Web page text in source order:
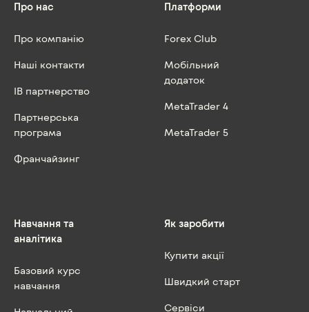
Про нас
Про компанію
Наші контакти
IB партнерство
Партнерська
програма
Франчайзинг
Платформи
Forex Club
Мобільний
додаток
MetaTrader 4
MetaTrader 5
Навчання та
аналітика
Базовий курс
навчання
Як заробити
Купити акції
Швидкий старт
Сервіси